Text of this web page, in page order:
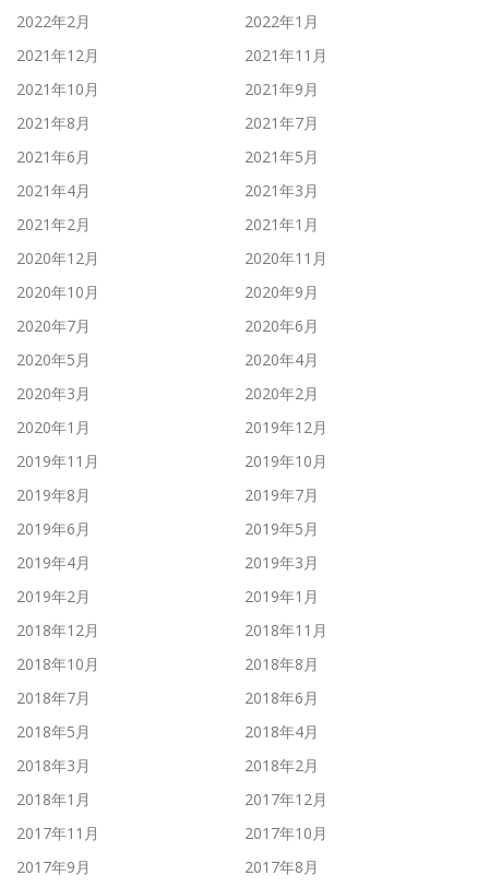
2022年2月
2022年1月
2021年12月
2021年11月
2021年10月
2021年9月
2021年8月
2021年7月
2021年6月
2021年5月
2021年4月
2021年3月
2021年2月
2021年1月
2020年12月
2020年11月
2020年10月
2020年9月
2020年7月
2020年6月
2020年5月
2020年4月
2020年3月
2020年2月
2020年1月
2019年12月
2019年11月
2019年10月
2019年8月
2019年7月
2019年6月
2019年5月
2019年4月
2019年3月
2019年2月
2019年1月
2018年12月
2018年11月
2018年10月
2018年8月
2018年7月
2018年6月
2018年5月
2018年4月
2018年3月
2018年2月
2018年1月
2017年12月
2017年11月
2017年10月
2017年9月
2017年8月